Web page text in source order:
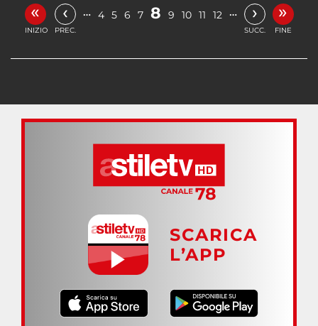
«
INIZIO
‹
PREC.
… 4 5 6 7 8 9 10 11 12 … ›
SUCC.
»
FINE
SCARICA
L’APP